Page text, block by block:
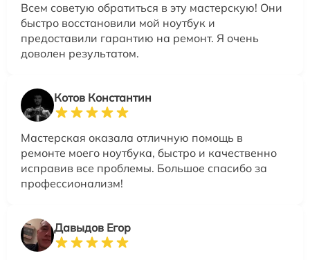
Всем советую обратиться в эту мастерскую! Они
быстро восстановили мой ноутбук и
предоставили гарантию на ремонт. Я очень
доволен результатом.
Котов Константин
Мастерская оказала отличную помощь в
ремонте моего ноутбука, быстро и качественно
исправив все проблемы. Большое спасибо за
профессионализм!
Давыдов Егор